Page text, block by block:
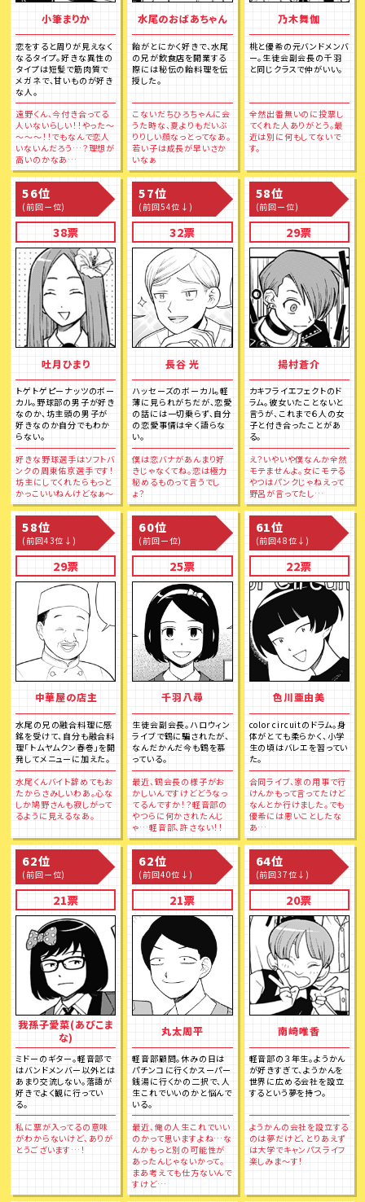
小筆まりか
恋をすると周りが見えなく
なるタイプ。好きな異性の
タイプは短髪で筋肉質で
メガネで、甘いものが好き
な人。
遠野くん、今付き合ってる
人いないらしい！！やった～
～～～！！でもなんで恋人
いないんだろう…？理想が
高いのかなあ…
水尾のおばあちゃん
飴がとにかく好きで、水尾
の兄が飲食店を開業する
際には秘伝の飴料理を伝
授した。
こないだちひろちゃんに会
うた時な、夏よりもだいぶ
りりしい顔なっとってなあ。
若い子は成長が早いさか
いなぁ
乃木舞伽
桃と優希の元バンドメンバ
ー。生徒会副会長の千羽
と同じクラスで仲がいい。
全然出番無いのに投票し
てくれた人ありがとう。最
近は別に何もしてないで
す。
56位
(前回ー位)
38票
吐月ひまり
トゲトゲピーナッツのボー
カル。野球部の男子が好き
なのか、坊主頭の男子が
好きなのか自分でもわか
らない。
好きな野球選手はソフトバ
ンクの周東佑京選手です！
坊主にしてくれたらもっと
かっこいいねんけどなぁ～
57位
(前回54位↓)
32票
長谷 光
ハッセーズのボーカル。軽
薄に見られがちだが、恋愛
の話には一切乗らず、自分
の恋愛事情は全く語らな
い。
僕は恋バナがあんまり好
きじゃなくてね。恋は極力
秘めるものって言うでし
ょ？
58位
(前回ー位)
29票
揚村蒼介
カキフライエフェクトのド
ラム。彼女いたことないと
言うが、これまで６人の女
子と付き合ったことがあ
る。
え？いやいや僕なんか全然
モテませんよ。女にモテる
やつはパンクじゃねえって
野呂が言ってたし…
58位
(前回43位↓)
29票
中華屋の店主
水尾の兄の融合料理に感
銘を受けて、自分も融合料
理「トムヤムクン春巻」を開
発してメニューに加えた。
水尾くんバイト辞めてもお
たからさみしいわあ。心な
しか鳩野さんも寂しがって
るように見えるなあ。
60位
(前回ー位)
25票
千羽八尋
生徒会副会長。ハロウィン
ライブで鶴に騙されたが、
なんだかんだ今も鶴を慕
っている。
最近、鶴会長の様子がお
かしいんですけどどうなっ
てるんですか！？軽音部の
やつらに何かされたんじ
ゃ…軽音部、許さない！！
61位
(前回48位↓)
22票
色川亜由美
color circuitのドラム。身
体がとても柔らかく、小学
生の頃はバレエを習ってい
た。
合同ライブ、家の用事で行
けんかもって言ってたけど
なんとか行けました。でも
優希には悪いことしたな
あ…
62位
(前回ー位)
21票
我孫子愛菜(あびこま
な)
ミドーのギター。軽音部で
はバンドメンバー以外とは
あまり交流しない。落語が
好きでよく観に行ってい
る。
私に票が入ってるの意味
がわからないけど、ありが
とうございます…！
62位
(前回40位↓)
21票
丸太周平
軽音部顧問。休みの日は
パチンコに行くかスーパー
銭湯に行くかの二択で、人
生これでいいのかと悩んで
いる。
最近、俺の人生これでいい
のかって思いますよね…な
んかもっと別の可能性が
あったんじゃないかって。
まあ考えても仕方ないんで
すけど…
64位
(前回37位↓)
20票
南崎唯香
軽音部の３年生。ようかん
が好きすぎて、ようかんを
世界に広める会社を設立
するという夢を持つ。
ようかんの会社を設立する
のは夢だけど、とりあえず
は大学でキャンパスライフ
楽しみま～す！